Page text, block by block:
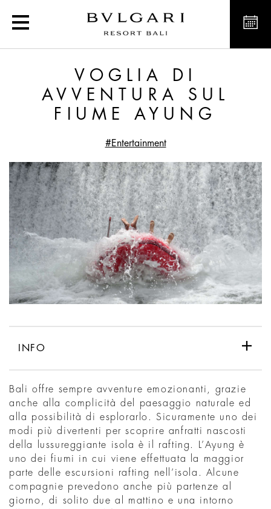
Voglia di avventura sul
VOGLIA DI
AVVENTURA SUL
FIUME AYUNG
#Entertainment
INFO
Bali offre sempre avventure emozionanti, grazie
anche alla complicità del paesaggio naturale ed
alla possibilità di esplorarlo. Sicuramente uno dei
modi più divertenti per scoprire anfratti nascosti
della lussureggiante isola è il rafting. L’Ayung è
uno dei fiumi in cui viene effettuata la maggior
parte delle escursioni rafting nell’isola. Alcune
compagnie prevedono anche più partenze al
giorno, di solito due al mattino e una intorno